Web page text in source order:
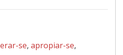
se, apropiar-se,